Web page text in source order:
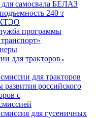
самосвала БЕЛАЗ
240 т
программы
для тракторов
для тракторов
российского
с
для гусеничных